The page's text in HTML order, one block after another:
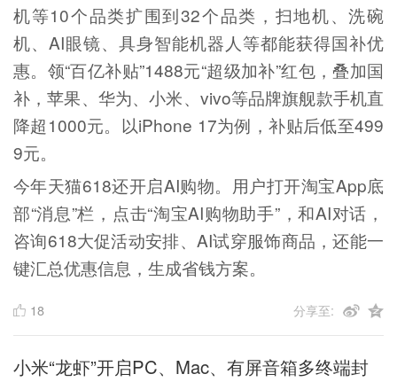
机等10个品类扩围到32个品类，扫地机、洗碗
机、AI眼镜、具身智能机器人等都能获得国补优
惠。领“百亿补贴”1488元“超级加补”红包，叠加国
补，苹果、华为、小米、vivo等品牌旗舰款手机直
降超1000元。以iPhone 17为例，补贴后低至499
9元。
今年天猫618还开启AI购物。用户打开淘宝App底
部“消息”栏，点击“淘宝AI购物助手”，和AI对话，
咨询618大促活动安排、AI试穿服饰商品，还能一
键汇总优惠信息，生成省钱方案。
18 分享至:
小米“龙虾”开启PC、Mac、有屏音箱多终端封